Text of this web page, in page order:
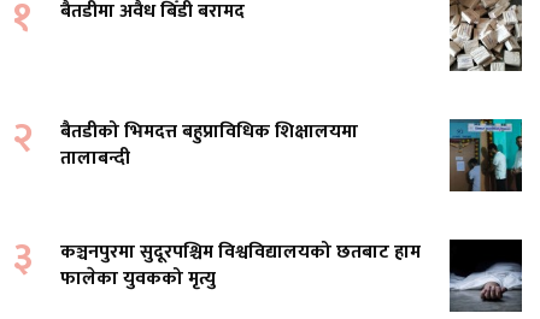
१ बैतडीमा अवैध बिँडी बरामद
२
बैतडीको भिमदत्त बहुप्राविधिक शिक्षालयमा
तालाबन्दी
३
कञ्चनपुरमा सुदूरपश्चिम विश्वविद्यालयको छतबाट हाम
फालेका युवकको मृत्यु